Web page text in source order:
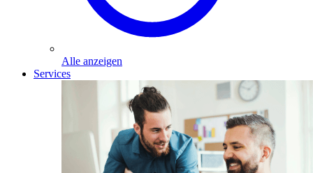
Alle anzeigen
Services